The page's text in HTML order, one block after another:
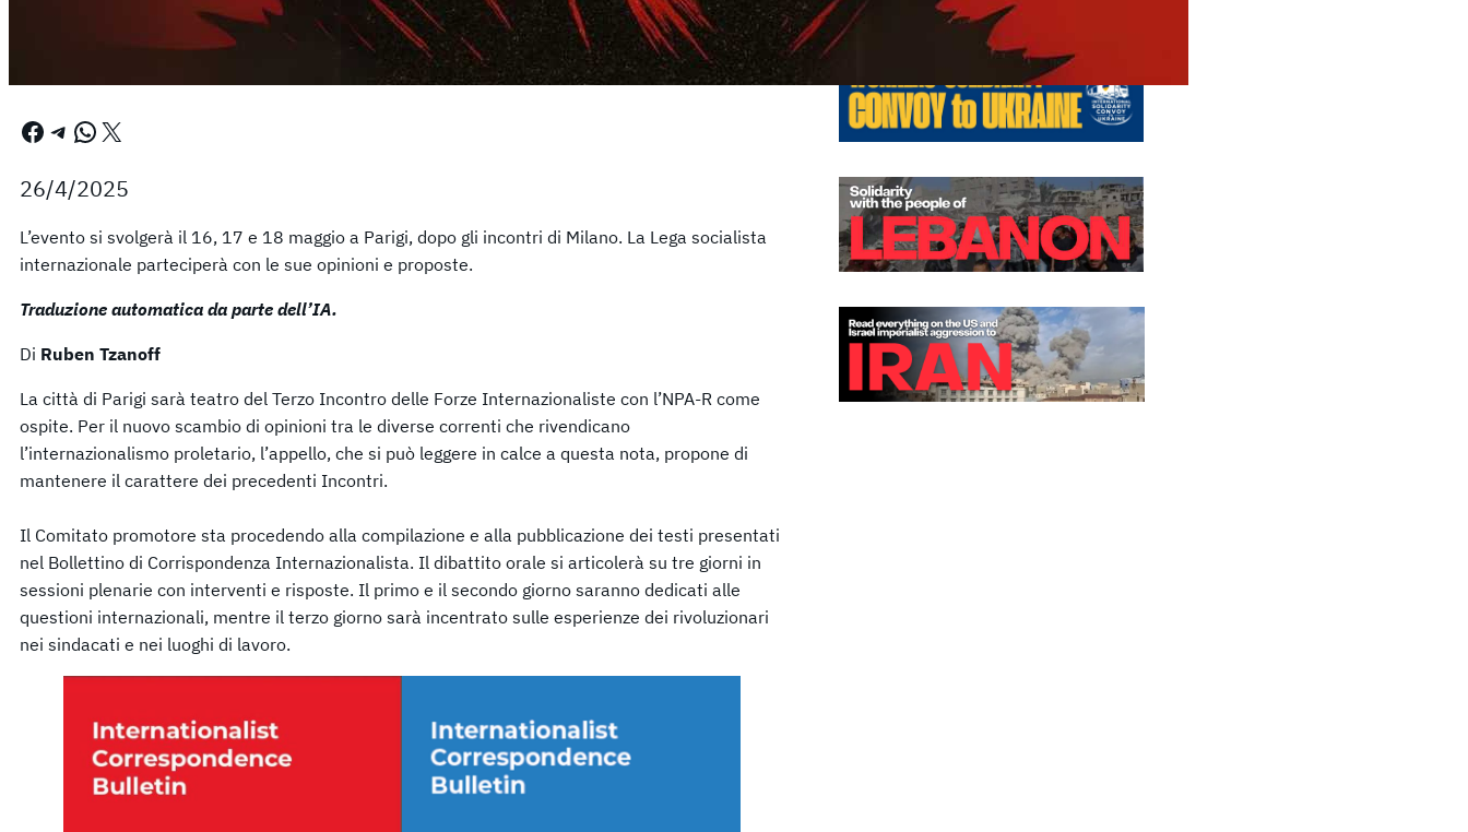
Facebook Telegram WhatsApp X
26/4/2025
L’evento si svolgerà il 16, 17 e 18 maggio a Parigi, dopo gli incontri di Milano. La Lega socialista
internazionale parteciperà con le sue opinioni e proposte.
Traduzione automatica da parte dell’IA.
Di Ruben Tzanoff
La città di Parigi sarà teatro del Terzo Incontro delle Forze Internazionaliste con l’NPA-R come
ospite. Per il nuovo scambio di opinioni tra le diverse correnti che rivendicano
l’internazionalismo proletario, l’appello, che si può leggere in calce a questa nota, propone di
mantenere il carattere dei precedenti Incontri.
Il Comitato promotore sta procedendo alla compilazione e alla pubblicazione dei testi presentati
nel Bollettino di Corrispondenza Internazionalista. Il dibattito orale si articolerà su tre giorni in
sessioni plenarie con interventi e risposte. Il primo e il secondo giorno saranno dedicati alle
questioni internazionali, mentre il terzo giorno sarà incentrato sulle esperienze dei rivoluzionari
nei sindacati e nei luoghi di lavoro.